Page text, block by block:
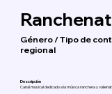
Género / Tipo de
regional
Descripción
Canal musical dedicado a la música ranchera y